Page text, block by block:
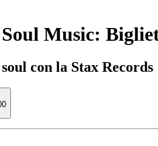
Music:
con la Stax Records